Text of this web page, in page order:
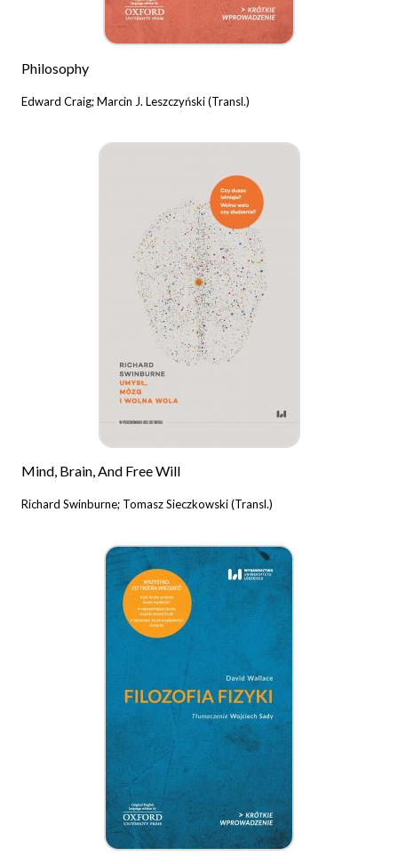
Philosophy
Edward Craig; Marcin J. Leszczyński (Transl.)
Mind, Brain, And Free Will
Richard Swinburne; Tomasz Sieczkowski (Transl.)